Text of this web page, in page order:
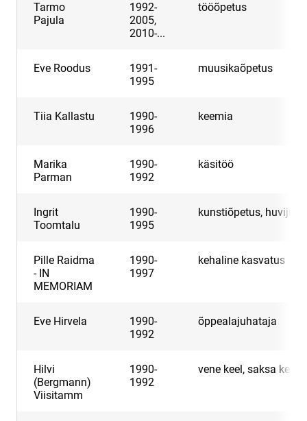
Tarmo
Pajula
1992-
2005,
2010-...
tööõpetus
Eve Roodus
1991-
1995
muusikaõpetus
Tiia Kallastu
1990-
1996
keemia
Marika
Parman
1990-
1992
käsitöö
Ingrit
Toomtalu
1990-
1995
kunstiõpetus, huvijuht
Pille Raidma
- IN
MEMORIAM
1990-
1997
kehaline kasvatus
Eve Hirvela
1990-
1992
õppealajuhataja
Hilvi
(Bergmann)
Viisitamm
1990-
1992
vene keel, saksa keel